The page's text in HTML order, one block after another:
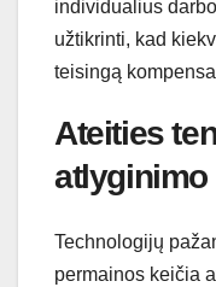
individualius
užtikrinti, kad
teisingą
Ateities
Technologijų
permainos keičia